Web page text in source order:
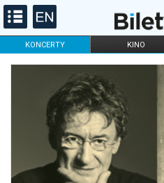
KONCERTY KINO
FILHARMONIA OPERA I BALET
DLA DZIECI